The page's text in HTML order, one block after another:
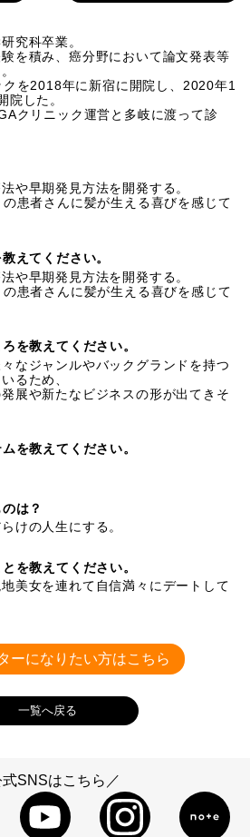
究科卒業。
を積み、癌分野において論文発表等
を2018年に新宿に開院し、2020年1
院した。
クリニック運営と多岐に渡って診
や早期発見方法を開発する。
患者さんに髪が生える喜びを感じて
えてください。
や早期発見方法を開発する。
患者さんに髪が生える喜びを感じて
を教えてください。
なジャンルやバックグランドを持つ
るため、
展や新たなビジネスの形が出てきそ
を教えてください。
は？
けの人生にする。
を教えてください。
美女を連れて自信満々にデートして
ーになりたい方はこちら
一覧へ戻る
式SNSはこちら／